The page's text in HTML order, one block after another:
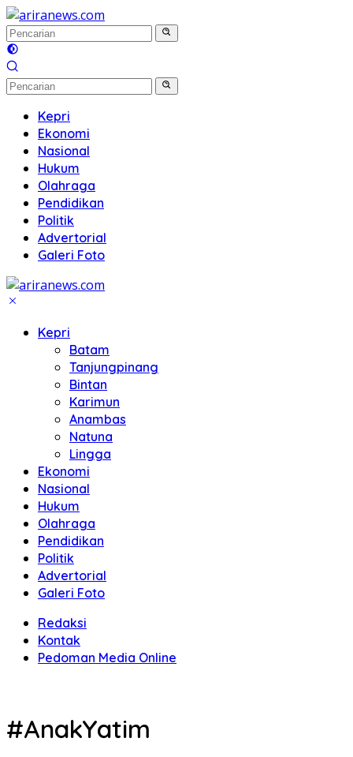
Langsung
ke
konten
Kepri
Ekonomi
Nasional
Hukum
Olahraga
Pendidikan
Politik
Advertorial
Galeri Foto
Kepri
Batam
Tanjungpinang
Bintan
Karimun
Anambas
Natuna
Lingga
Ekonomi
Nasional
Hukum
Olahraga
Pendidikan
Politik
Advertorial
Galeri Foto
Redaksi
Kontak
Pedoman Media Online
#AnakYatim